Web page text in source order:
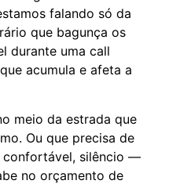
falando só da
que bagunça os
durante uma call
acumula e afeta a
meio da estrada que
Ou que precisa de
confortável, silêncio —
no orçamento de